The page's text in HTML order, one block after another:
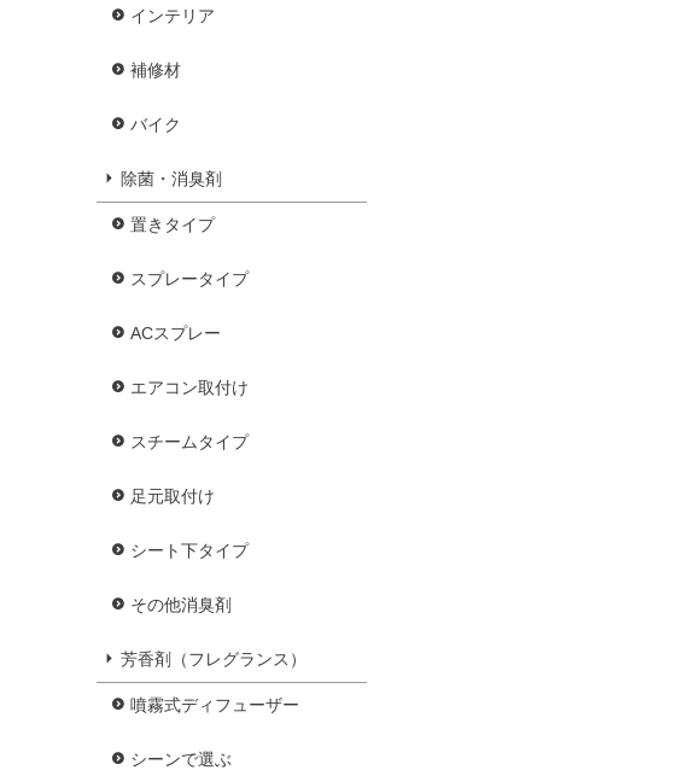
インテリア
補修材
バイク
除菌・消臭剤
置きタイプ
スプレータイプ
ACスプレー
エアコン取付け
スチームタイプ
足元取付け
シート下タイプ
その他消臭剤
芳香剤（フレグランス）
噴霧式ディフューザー
シーンで選ぶ